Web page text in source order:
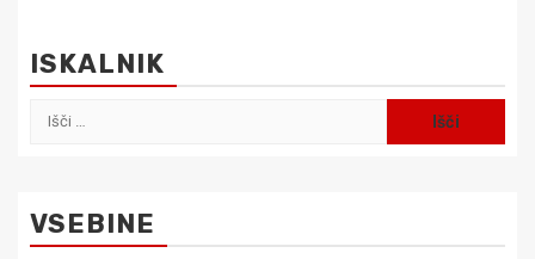
ISKALNIK
Išči:
VSEBINE